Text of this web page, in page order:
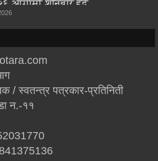
आगामी शनिबार हुँदै
/ स्वतन्त्र पत्रकार-प्रतिनिती
न.-११